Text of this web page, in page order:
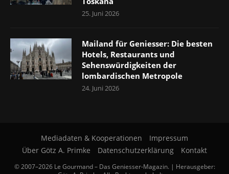
25. Juni 2026
Mailand für Geniesser: Die besten
Hotels, Restaurants und
Sehenswürdigkeiten der
lombardischen Metropole
24. Juni 2026
Mediadaten & Kooperationen
Impressum
Über Götz A. Primke
Datenschutzerklärung Kontakt
© 2007–2026 Le Gourmand – Das Geniesser-Magazin. | Herausgeber: